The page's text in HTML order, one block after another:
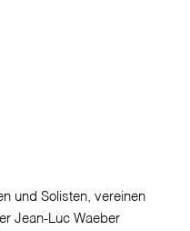
und Solisten, vereinen
Jean-Luc Waeber